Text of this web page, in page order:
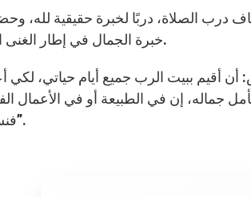
درب الصلاة، دربًا لخبرة حقيقية
خبرة الجمال في إطار الغنى الروحي، لا الثقافي وحسب.
أن أقيم ببيت الرب جميع أيام حياتي، لكي
في تأمل جماله، إن في الطبيعة أو في
فنستطيع أن نكون نورًا لقريبنا”.